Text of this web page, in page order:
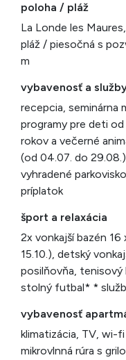
poloha / pláž
La Londe les
pláž / piesočná s
m
vybavenosť a
recepcia, seminárna
programy pre deti od
rokov a večerné
(od 04.07. do
vyhradené
príplatok
šport a relaxácia
2x vonkajší bazén 16
15.10.), detský
posilňovňa, tenisový
stolný futbal* *
vybavenosť
klimatizácia, TV, wi-
mikrovlnná rúra s